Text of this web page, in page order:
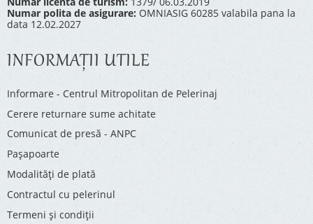
Numar polita de asigurare: OMNIASIG 60285 valabila pana la
data 12.02.2027
INFORMAŢII UTILE
Informare - Centrul Mitropolitan de Pelerinaj
Cerere returnare sume achitate
Comunicat de presă - ANPC
Pașapoarte
Modalități de plată
Contractul cu pelerinul
Termeni și condiții